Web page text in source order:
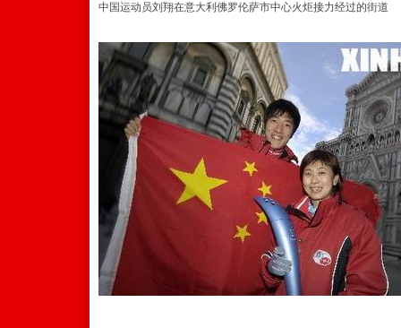
中国运动员刘翔在意大利佛罗伦萨市中心火炬接力经过的街道